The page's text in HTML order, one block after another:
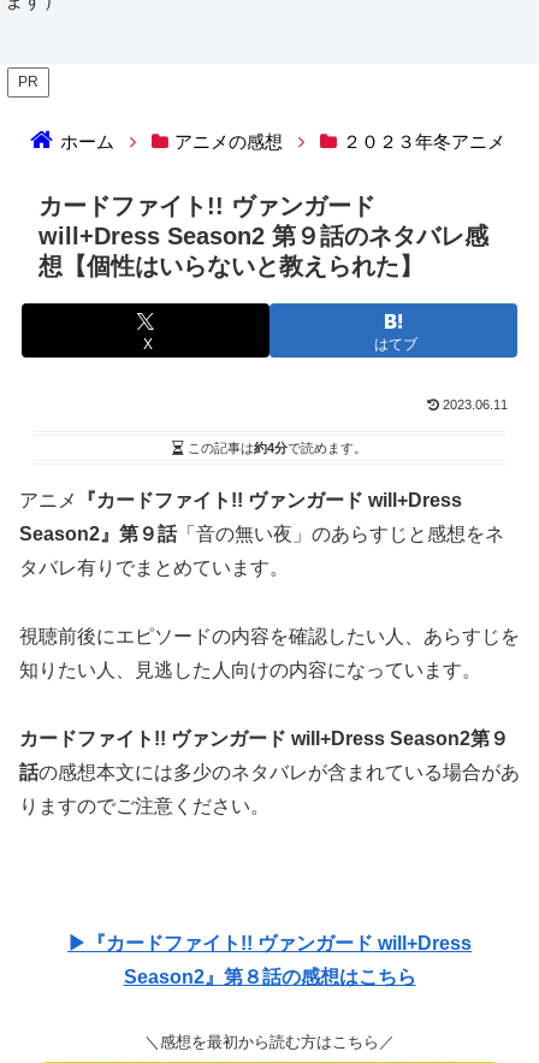
PR
ホーム アニメの感想 ２０２３年冬アニメ
カードファイト!! ヴァンガード
will+Dress Season2 第９話のネタバレ感
想【個性はいらないと教えられた】
X はてブ
2023.06.11
この記事は約4分で読めます。
アニメ
『カードファイト!! ヴァンガード will+Dress
Season2』第９話「音の無い夜」のあらすじと感想をネ
タバレ有りでまとめています。
視聴前後にエピソードの内容を確認したい人、あらすじを
知りたい人、見逃した人向けの内容になっています。
カードファイト!! ヴァンガード will+Dress Season2第９
話の感想本文には多少のネタバレが含まれている場合があ
りますのでご注意ください。
▶『カードファイト!! ヴァンガード will+Dress
Season2』第８話の感想はこちら
＼感想を最初から読む方はこちら／